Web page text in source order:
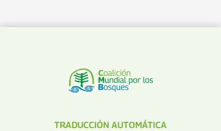
TRADUCCIÓN AUTOMÁTICA